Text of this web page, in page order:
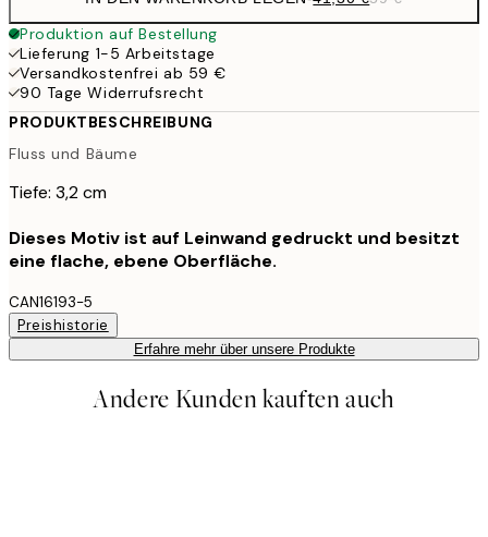
Produktion auf Bestellung
Lieferung 1-5 Arbeitstage
Versandkostenfrei ab 59 €
90 Tage Widerrufsrecht
PRODUKTBESCHREIBUNG
Fluss und Bäume
Tiefe: 3,2 cm
Dieses Motiv ist auf Leinwand gedruckt und besitzt
eine flache, ebene Oberfläche.
CAN16193-5
Preishistorie
Erfahre mehr über unsere Produkte
Andere Kunden kauften auch